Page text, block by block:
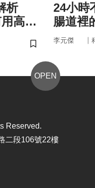
析
高效
儲存書籤
24小時
腸道裡
悄掌管
李元傑 ｜
OPEN
Reserved.
二段106號22樓